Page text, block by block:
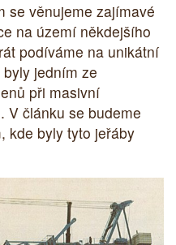
se věnujeme zajímavé
na území někdejšího
podíváme na unikátní
jedním ze
při masivní
V článku se budeme
kde byly tyto jeřáby